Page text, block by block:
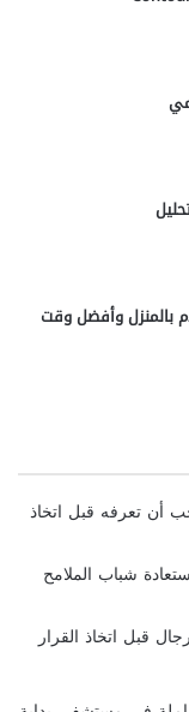
بالمنزل وأفضل وقت
أن تعرفه قبل اتخاذ
شباب الملامح
قبل اتخاذ القرار